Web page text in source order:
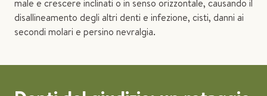
male e crescere inclinati o in senso orizzontale, causando il
disallineamento degli altri denti e infezione, cisti, danni ai
secondi molari e persino nevralgia.